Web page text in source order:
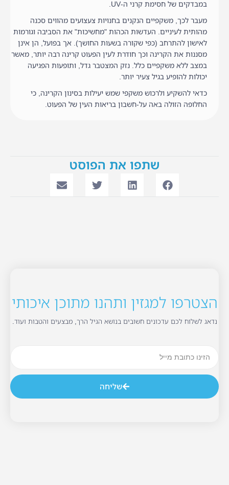
במבדקים של חסימת קרני ה-UV.
מעבר לכך, משקפיים הנקנים בחנויות צעצועים מהווים סכנה
מהותית לעיניים. העדשות הכהות "מחשיכות" את הסביבה וגורמות
לאישון להתרחב (כפי שקורה בשעות החושך). אך בפועל, הן אינן
מסננות את הקרינה וכך חודרת לעין הפעוט קרינה רבה יותר, מאשר
במצב ללא משקפיים כלל. נזק המצטבר גדל, ותופעות הפגיעה
יכולות להופיע בגיל צעיר יותר.
כדאי להשקיע ולרכוש משקפי שמש יעילות בסינון הקרינה, כי
החלופה הזולה באה על-חשבון בריאות העין של הפעוט.
שתפו את הפוסט
הצטרפו למגזין ותהנו מתוכן איכותי
נדאג לשלוח לכם עדכונים חשובים בנושא הגיל הרך, מבצעים והטבות ועוד.
שליחה